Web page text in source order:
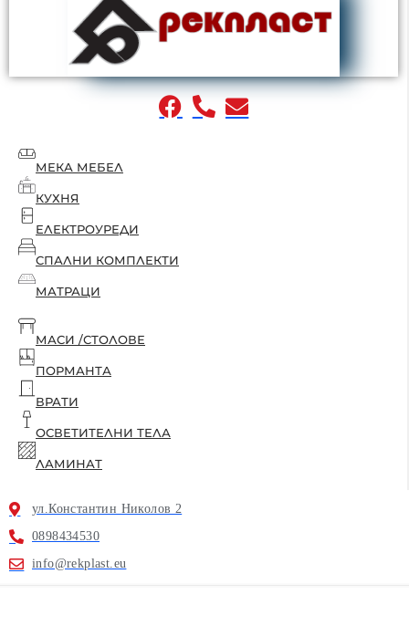
МЕКА МЕБЕЛ
КУХНЯ
ЕЛЕКТРОУРЕДИ
СПАЛНИ КОМПЛЕКТИ
МАТРАЦИ
МАСИ /СТОЛОВЕ
ПОРМАНТА
ВРАТИ
ОСВЕТИТЕЛНИ ТЕЛА
ЛАМИНАТ
ул.Константин Николов 2
0898434530
info@rekplast.eu